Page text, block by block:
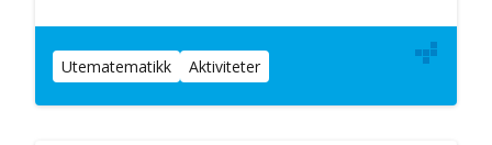
Utematematikk Aktiviteter